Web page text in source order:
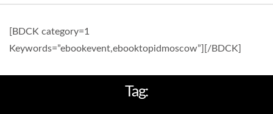
[BDCK category=1
Keywords=”ebookevent,ebooktopidmoscow”][/BDCK]
Tag: